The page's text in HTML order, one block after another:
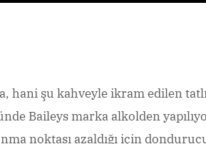
hani şu kahveyle ikram edilen
Baileys marka alkolden
noktası azaldığı için